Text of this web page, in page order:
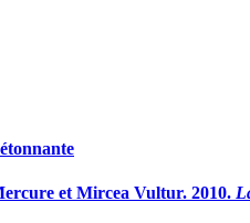
et Mircea Vultur. 2010.